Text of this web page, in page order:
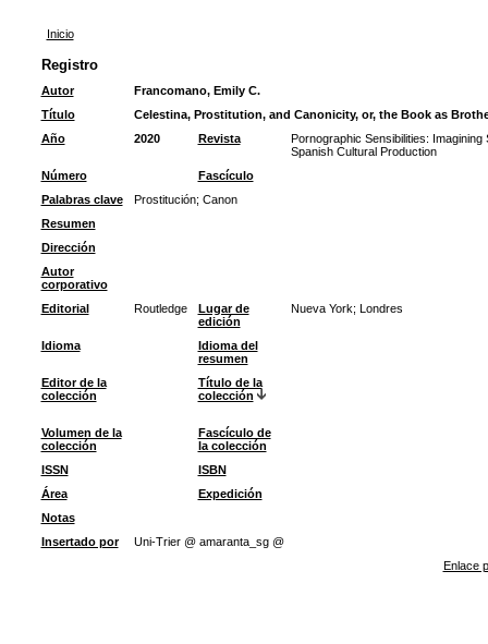
Inicio
Registro
Autor
Francomano, Emily C.
Título
Celestina, Prostitution, and Canonicity, or, the Book as
Año
2020 Revista
Pornographic Sensibilities:
Spanish Cultural Production
Número
Fascículo
Palabras clave
Prostitución; Canon
Resumen
Dirección
Autor
corporativo
Editorial
Routledge
Lugar de
edición
Nueva York; Londres
Idioma
Idioma del
resumen
Editor de la
colección
Título de la
colección
Volumen de la
colección
Fascículo de
la colección
ISSN
ISBN
Área
Expedición
Notas
Insertado por
Uni-Trier @ amaranta_sg @
Enlace